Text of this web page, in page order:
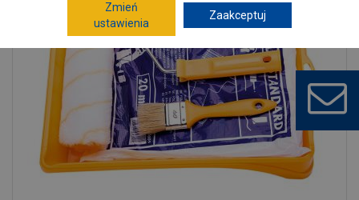
Zmień
ustawienia
Zaakceptuj